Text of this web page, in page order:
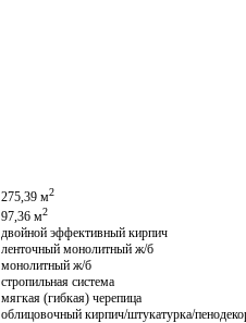
275,39 м2
97,36 м2
двойной эффективный кирпич
ленточный монолитный ж/б
монолитный ж/б
стропильная система
мягкая (гибкая) черепица
облицовочный кирпич/штукатурка/